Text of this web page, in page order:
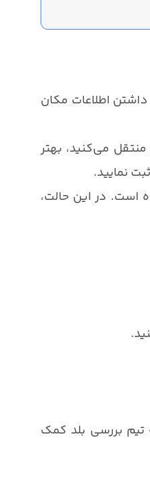
اطلاعات مکان
می‌کنید، بهتر
نمایید.
است. در این حالت،
تیم بررسی بلد کمک